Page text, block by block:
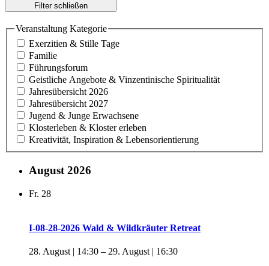
Filter schließen
Veranstaltung Kategorie
Exerzitien & Stille Tage
Familie
Führungsforum
Geistliche Angebote & Vinzentinische Spiritualität
Jahresübersicht 2026
Jahresübersicht 2027
Jugend & Junge Erwachsene
Klosterleben & Kloster erleben
Kreativität, Inspiration & Lebensorientierung
August 2026
Fr. 28
I-08-28-2026 Wald & Wildkräuter Retreat
28. August | 14:30 – 29. August | 16:30